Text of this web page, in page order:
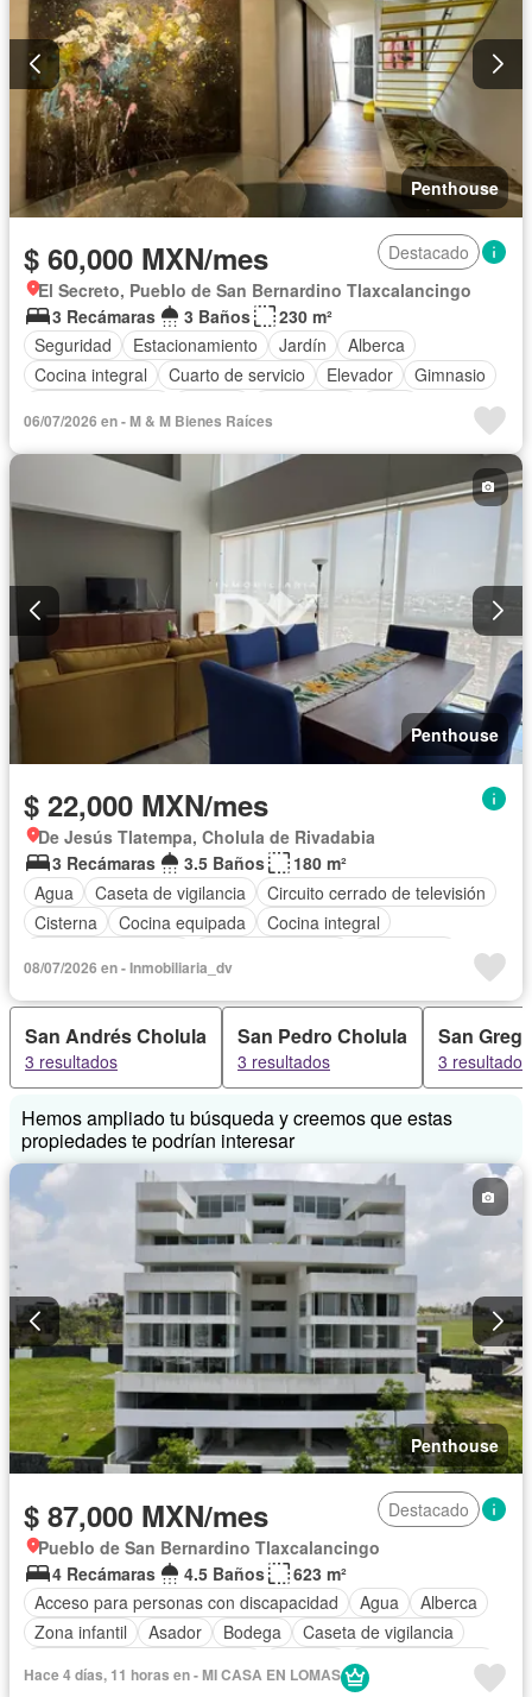
Penthouse
$ 60,000 MXN/mes
Destacado
El Secreto, Pueblo de San Bernardino Tlaxcalancingo
3 Recámaras
3 Baños
230 m²
Seguridad
Estacionamiento Jardín
Alberca
Cocina integral
Cuarto de servicio Elevador
Gimnasio
Gas natural
Recámara con closet
Permite niños
Completamente amueblado
06/07/2026 en - M & M Bienes Raíces
Penthouse
$ 22,000 MXN/mes
De Jesús Tlatempa, Cholula de Rivadabia
3 Recámaras
3.5 Baños
180 m²
Agua
Caseta de vigilancia
Circuito cerrado de televisión
Cisterna
Cocina equipada
Cocina integral
Elevador
Estacionamiento
Despacho
Recámara con closet
Azotea
Sala polivalente
Seguridad Terraza
Vista panorámica
Wifi
Zonas verdes Completamente amueblado
08/07/2026 en - Inmobiliaria_dv
San Andrés Cholula
3 resultados
San Pedro Cholula
3 resultados
San
3 resultados
Hemos ampliado tu búsqueda y creemos que estas
propiedades te podrían interesar
Penthouse
$ 87,000 MXN/mes
Destacado
Pueblo de San Bernardino Tlaxcalancingo
4 Recámaras
4.5 Baños
623 m²
Acceso para personas con discapacidad
Agua
Alberca
Zona infantil
Asador Bodega
Caseta de vigilancia
Cocina equipada
Cuarto de Limpieza
Hace 4 días, 11 horas en - MI CASA EN LOMAS